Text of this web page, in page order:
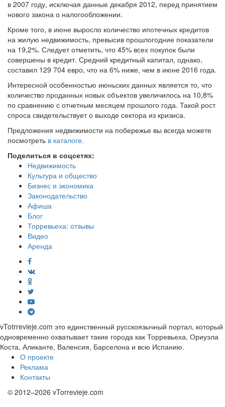
в 2007 году, исключая данные декабря 2012, перед принятием
нового закона о налогообложении.
Кроме того, в июне выросло количество ипотечных кредитов
на жилую недвижимость, превысив прошлогодние показатели
на 19,2%. Следует отметить, что 45% всех покупок были
совершены в кредит. Средний кредитный капитал, однако,
составил 129 704 евро, что на 6% ниже, чем в июне 2016 года.
Интересной особенностью июньских данных является то, что
количество проданных новых объектов увеличилось на 10,8%
по сравнению с отчетным месяцем прошлого года. Такой рост
спроса свидетельствует о выходе сектора из кризиса.
Предложения недвижимости на побережье вы всегда можете
посмотреть в каталоге.
Поделиться в соцсетях:
Недвижимость
Культура и общество
Бизнес и экономика
Законодательство
Афиша
Блог
Торревьеха: отзывы
Видео
Аренда
vTotrrevieje.com это единственный русскоязычный портал, который
одновременно охватывает такие города как Торревьеха, Ориуэла
Коста, Аликанте, Валенсия, Барселона и всю Испанию.
О проекте
Реклама
Контакты
© 2012–2026 vTorrevieje.com